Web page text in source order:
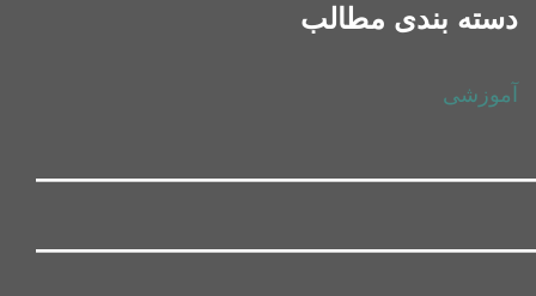
دسته بندی مطالب
آموزشی